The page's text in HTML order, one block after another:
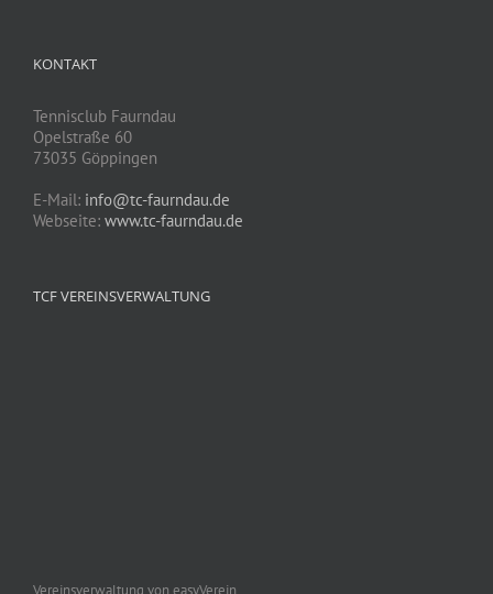
KONTAKT
Tennisclub Faurndau
Opelstraße 60
73035 Göppingen
E-Mail: info@tc-faurndau.de
Webseite: www.tc-faurndau.de
TCF VEREINSVERWALTUNG
Vereinsverwaltung von easyVerein